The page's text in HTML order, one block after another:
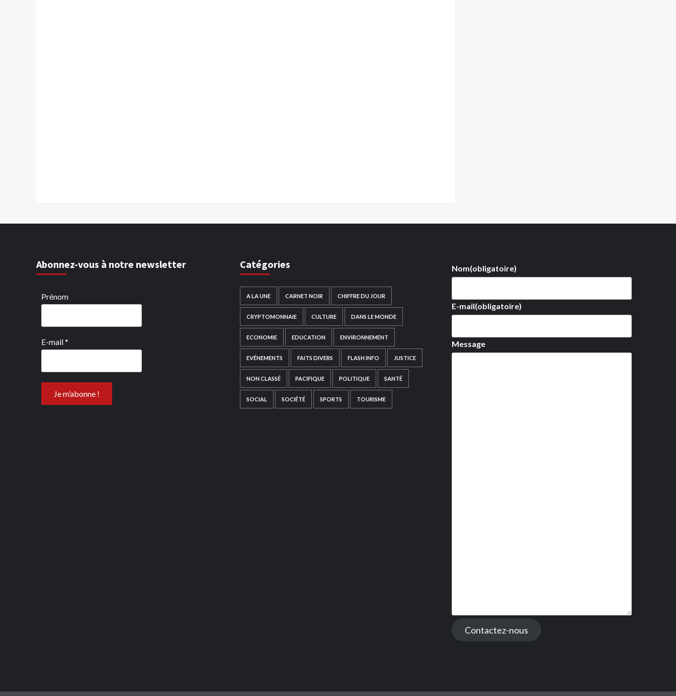
Abonnez-vous à notre newsletter
Prénom
E-mail*
Catégories
A LA UNE CARNET NOIR CHIFFRE DU JOUR
CRYPTOMONNAIE CULTURE DANS LE MONDE
ECONOMIE EDUCATION ENVIRONNEMENT
EVÉNEMENTS FAITS DIVERS FLASH INFO JUSTICE
NON CLASSÉ PACIFIQUE POLITIQUE SANTÉ
SOCIAL SOCIÉTÉ SPORTS TOURISME
Nom(obligatoire)
E-mail(obligatoire)
Message
Contactez-nous